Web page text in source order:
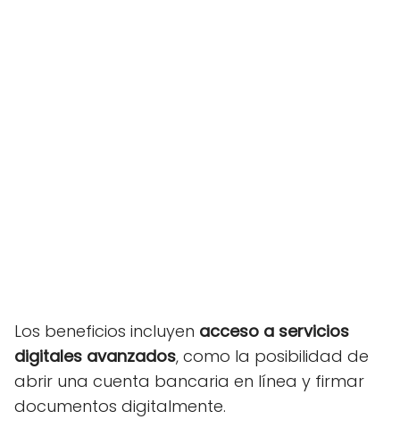
Los beneficios incluyen acceso a servicios
digitales avanzados, como la posibilidad de
abrir una cuenta bancaria en línea y firmar
documentos digitalmente.